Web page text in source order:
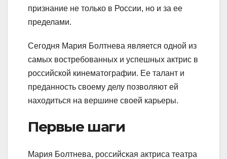
признание не только в России, но и за ее
пределами.
Сегодня Мария Болтнева является одной из
самых востребованных и успешных актрис в
российской кинематографии. Ее талант и
преданность своему делу позволяют ей
находиться на вершине своей карьеры.
Первые шаги
Мария Болтнева, российская актриса театра